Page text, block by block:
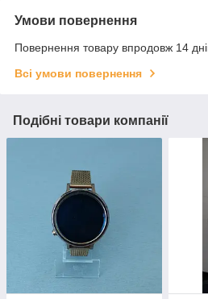
Умови повернення
Повернення товару впродовж 14
Всі умови повернення
Подібні товари компанії